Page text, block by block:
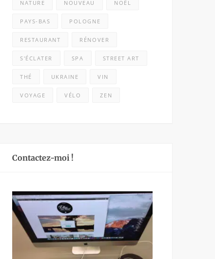
NATURE NOUVEAU NOËL
PAYS-BAS POLOGNE
RESTAURANT RÉNOVER
S'ÉCLATER SPA STREET ART
THÉ UKRAINE VIN
VOYAGE VÉLO ZEN
Contactez-moi !